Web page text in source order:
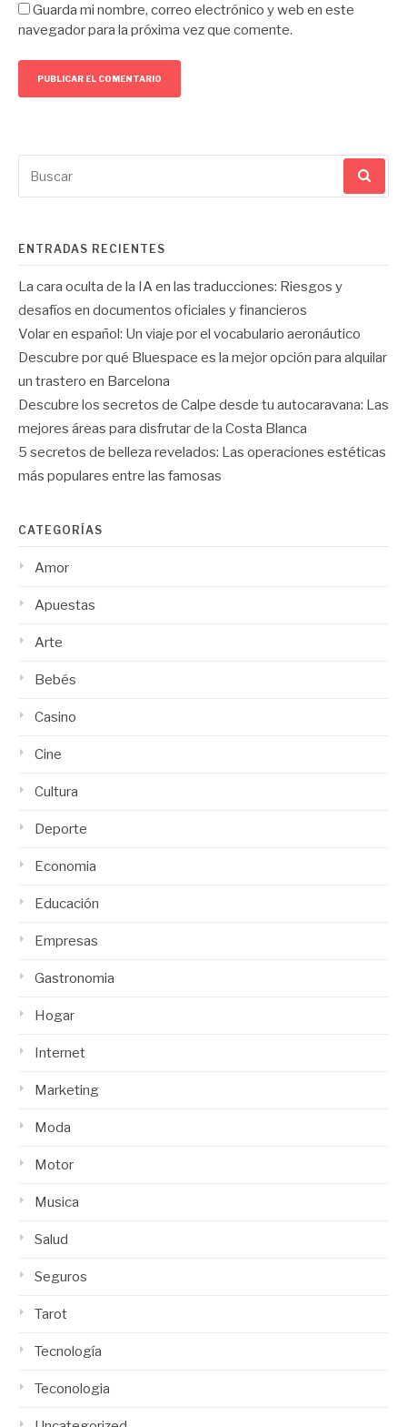
Guarda mi nombre, correo electrónico y web en este
navegador para la próxima vez que comente.
por:
ENTRADAS RECIENTES
La cara oculta de la IA en las traducciones: Riesgos y
desafíos en documentos oficiales y financieros
Volar en español: Un viaje por el vocabulario aeronáutico
Descubre por qué Bluespace es la mejor opción para alquilar
un trastero en Barcelona
Descubre los secretos de Calpe desde tu autocaravana: Las
mejores áreas para disfrutar de la Costa Blanca
5 secretos de belleza revelados: Las operaciones estéticas
más populares entre las famosas
CATEGORÍAS
Amor
Apuestas
Arte
Bebés
Casino
Cine
Cultura
Deporte
Economia
Educación
Empresas
Gastronomia
Hogar
Internet
Marketing
Moda
Motor
Musica
Salud
Seguros
Tarot
Tecnología
Teconologia